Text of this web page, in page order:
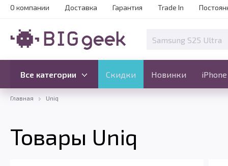
О компании Доставка Гарантия Trade In
Все категории Скидки Новинки iPhone
Скидки Новинки
Все категории
Главная Uniq
Товары Uniq